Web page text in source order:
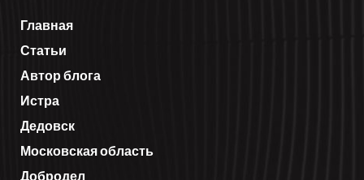
Главная
Статьи
Автор блога
Истра
Дедовск
Московская область
Добродел